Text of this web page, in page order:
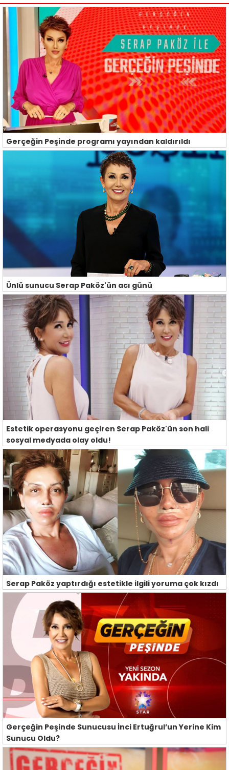
Gerçeğin Peşinde programı yayından kaldırıldı
Ünlü sunucu Serap Paköz'ün acı günü
Estetik operasyonu geçiren Serap Paköz'ün son hali
sosyal medyada olay oldu!
Serap Paköz yaptırdığı estetikle ilgili yoruma çok kızdı
Gerçeğin Peşinde Sunucusu İnci Ertuğrul’un Yerine Kim
Sunucu Oldu?